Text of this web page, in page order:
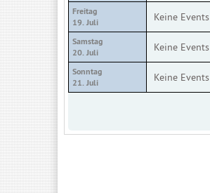
Freitag
19. Juli
Keine
Samstag
20. Juli
Keine
Sonntag
21. Juli
Keine